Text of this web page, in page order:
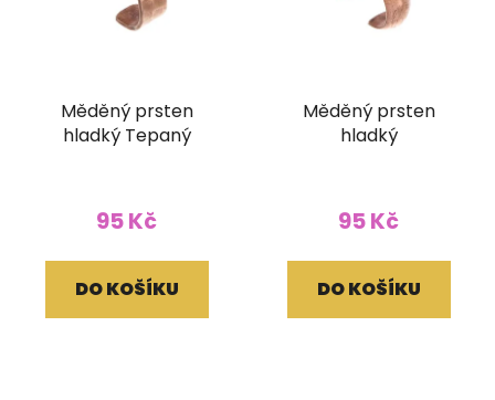
Měděný prsten
hladký Tepaný
95 Kč
DO KOŠÍKU
Měděný prsten
hladký
95 Kč
DO KOŠÍKU